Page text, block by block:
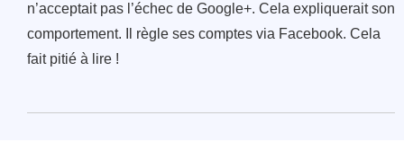
n’acceptait pas l’échec de Google+. Cela expliquerait son
comportement. Il règle ses comptes via Facebook. Cela
fait pitié à lire !